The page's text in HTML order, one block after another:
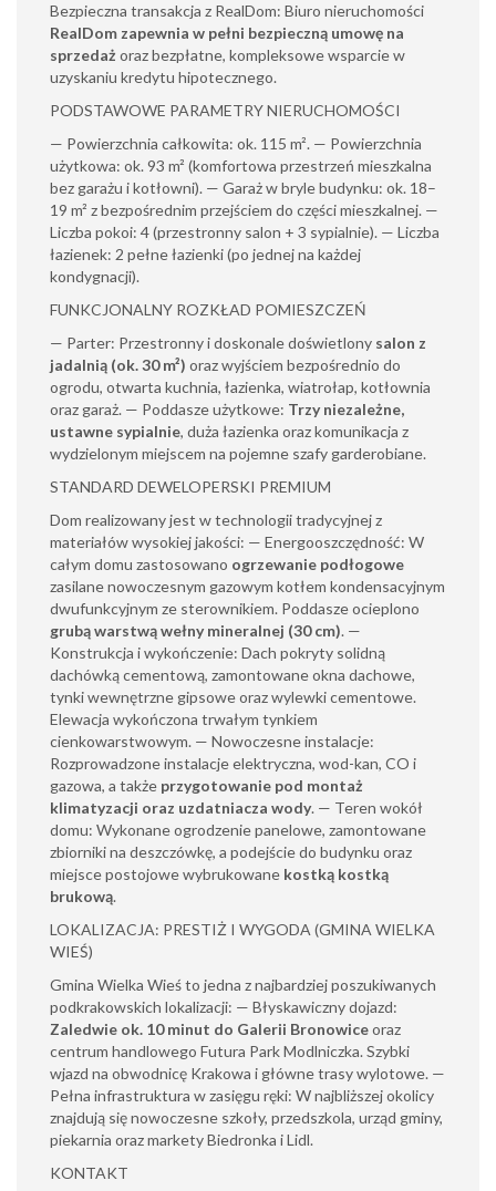
Bezpieczna transakcja z RealDom: Biuro nieruchomości
RealDom zapewnia w pełni bezpieczną umowę na
sprzedaż oraz bezpłatne, kompleksowe wsparcie w
uzyskaniu kredytu hipotecznego.
PODSTAWOWE PARAMETRY NIERUCHOMOŚCI
— Powierzchnia całkowita: ok. 115 m². — Powierzchnia
użytkowa: ok. 93 m² (komfortowa przestrzeń mieszkalna
bez garażu i kotłowni). — Garaż w bryle budynku: ok. 18–
19 m² z bezpośrednim przejściem do części mieszkalnej. —
Liczba pokoi: 4 (przestronny salon + 3 sypialnie). — Liczba
łazienek: 2 pełne łazienki (po jednej na każdej
kondygnacji).
FUNKCJONALNY ROZKŁAD POMIESZCZEŃ
— Parter: Przestronny i doskonale doświetlony salon z
jadalnią (ok. 30 m²) oraz wyjściem bezpośrednio do
ogrodu, otwarta kuchnia, łazienka, wiatrołap, kotłownia
oraz garaż. — Poddasze użytkowe: Trzy niezależne,
ustawne sypialnie, duża łazienka oraz komunikacja z
wydzielonym miejscem na pojemne szafy garderobiane.
STANDARD DEWELOPERSKI PREMIUM
Dom realizowany jest w technologii tradycyjnej z
materiałów wysokiej jakości: — Energooszczędność: W
całym domu zastosowano ogrzewanie podłogowe
zasilane nowoczesnym gazowym kotłem kondensacyjnym
dwufunkcyjnym ze sterownikiem. Poddasze ocieplono
grubą warstwą wełny mineralnej (30 cm). —
Konstrukcja i wykończenie: Dach pokryty solidną
dachówką cementową, zamontowane okna dachowe,
tynki wewnętrzne gipsowe oraz wylewki cementowe.
Elewacja wykończona trwałym tynkiem
cienkowarstwowym. — Nowoczesne instalacje:
Rozprowadzone instalacje elektryczna, wod-kan, CO i
gazowa, a także przygotowanie pod montaż
klimatyzacji oraz uzdatniacza wody. — Teren wokół
domu: Wykonane ogrodzenie panelowe, zamontowane
zbiorniki na deszczówkę, a podejście do budynku oraz
miejsce postojowe wybrukowane kostką kostką
brukową.
LOKALIZACJA: PRESTIŻ I WYGODA (GMINA WIELKA
WIEŚ)
Gmina Wielka Wieś to jedna z najbardziej poszukiwanych
podkrakowskich lokalizacji: — Błyskawiczny dojazd:
Zaledwie ok. 10 minut do Galerii Bronowiceoraz
centrum handlowego Futura Park Modlniczka. Szybki
wjazd na obwodnicę Krakowa i główne trasy wylotowe. —
Pełna infrastruktura w zasięgu ręki: W najbliższej okolicy
znajdują się nowoczesne szkoły, przedszkola, urząd gminy,
piekarnia oraz markety Biedronka i Lidl.
KONTAKT